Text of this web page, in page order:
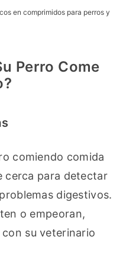
en comprimidos para perros y
Perro Come
comiendo comida
cerca para detectar
digestivos.
o empeoran,
su veterinario